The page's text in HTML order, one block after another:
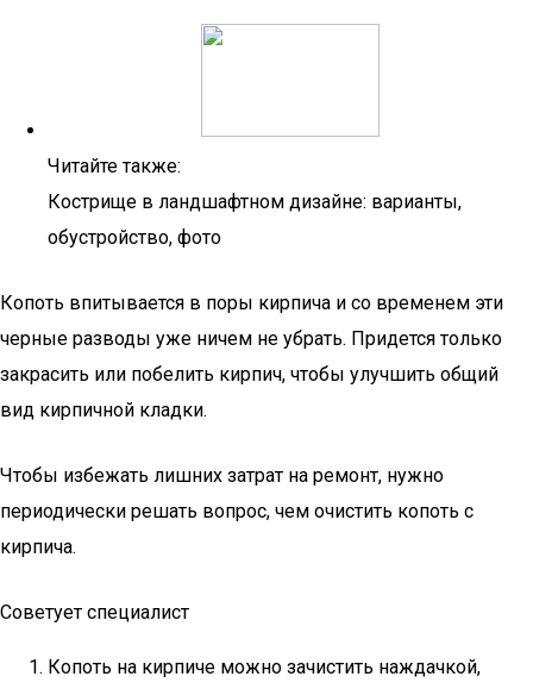
Читайте также:
Кострище в ландшафтном дизайне: варианты,
обустройство, фото
Копоть впитывается в поры кирпича и со временем эти
черные разводы уже ничем не убрать. Придется только
закрасить или побелить кирпич, чтобы улучшить общий
вид кирпичной кладки.
Чтобы избежать лишних затрат на ремонт, нужно
периодически решать вопрос, чем очистить копоть с
кирпича.
Советует специалист
Копоть на кирпиче можно зачистить наждачкой,